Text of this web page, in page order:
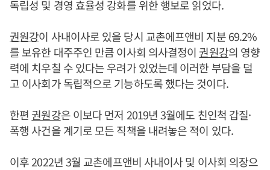
독립성 및 경영 효율성 강화를 위한 행보로 읽었다.
권원강이 사내이사로 있을 당시 교촌에프앤비 지분 69.2%
를 보유한 대주주인 만큼 이사회 의사결정이 권원강의 영향
력에 치우칠 수 있다는 우려가 있었는데 이러한 부담을 덜
고 이사회가 독립적으로 기능하도록 했다는 것이다.
한편 권원강은 이보다 먼저 2019년 3월에도 친인척 갑질·
폭행 사건을 계기로 모든 직책을 내려놓은 적이 있다.
이후 2022년 3월 교촌에프앤비 사내이사 및 이사회 의장으